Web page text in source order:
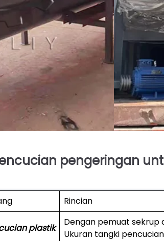
pengeringan
Rincian
plastik
Dengan pemuat
Ukuran tangki pencucian: